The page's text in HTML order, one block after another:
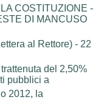
COSTITUZIONE -
DI MANCUSO
al Rettore) - 22
del 2,50%
pubblici a
2012, la